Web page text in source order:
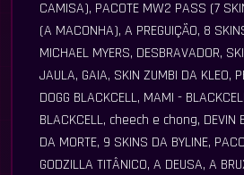
CAMISA), PACOTE MW2 PASS (7
(A MACONHA), A PREGUIÇÃO, 8
MICHAEL MYERS, DESBRAVADOR,
JAULA, GAIA, SKIN ZUMBI DA KLEO,
DOGG BLACKCELL, MAMI -
BLACKCELL, cheech e chong, DEVIN
DA MORTE, 9 SKINS DA BYLINE,
GODZILLA TITÂNICO, A DEUSA, A